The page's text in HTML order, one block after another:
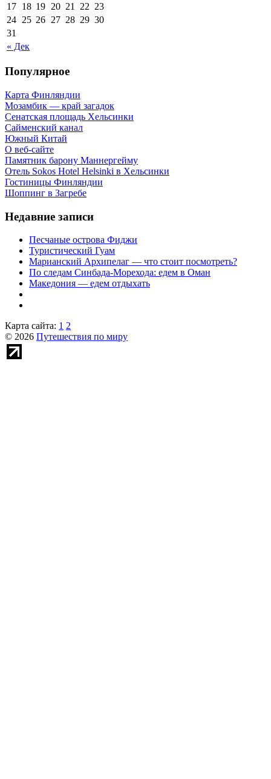
« Дек
17 18 19 20 21 22 23
24 25 26 27 28 29 30
31
Популярное
Карта Финляндии
Мозамбик — край загадок
Сенатская площадь Хельсинки
Сайменский канал
Южный Китай
О веб-сайте
Памятник барону Маннергейму
Отель Sokos Hotel Helsinki в Хельсинки
Гостиницы Финляндии
Шоппинг в Загребе
Недавние записи
Песчаные острова Фиджи
Туристический Гуам
Марианский Архипелаг — что стоит посмотреть?
По следам Синбада-Морехода: едем в Оман
Македония — едем отдыхать
Карта сайта: 1 2
© 2026 Путешествия по миру